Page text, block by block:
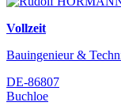
Vollzeit
Bauingenieur &
DE-86807
Buchloe